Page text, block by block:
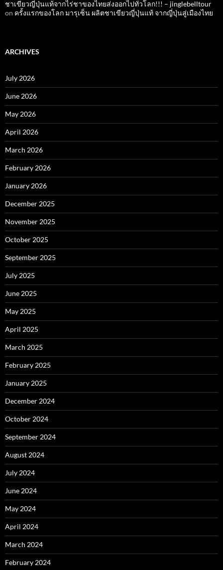
ชาเขียวญี่ปุ่นแท้จากไร่ชาของไทยส่งออกไปทั่วโลก!!! – jinglebelltour
on ครั้งแรกของโลก มารุเซ็น ผลิตชาเขียวญี่ปุ่นแท้ จากญี่ปุ่นสู่เมืองไทย
ARCHIVES
July 2026
June 2026
May 2026
April 2026
March 2026
February 2026
January 2026
December 2025
November 2025
October 2025
September 2025
July 2025
June 2025
May 2025
April 2025
March 2025
February 2025
January 2025
December 2024
October 2024
September 2024
August 2024
July 2024
June 2024
May 2024
April 2024
March 2024
February 2024